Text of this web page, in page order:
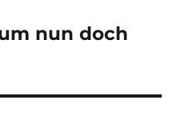
nun doch